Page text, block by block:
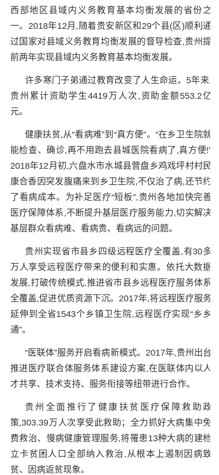
西部地区县域内义务教育基本均衡发展的省份之
一。2018年12月,随着贵安新区和29个县(区)顺利通
过国家对县域义务教育均衡发展的督导检查,贵州提
前两年实现县域内义务教育基本均衡发展。
许多寒门子弟通过教育改变了人生命运。5年来,
贵州累计资助学生4419万人次,资助金额553.2亿
元。
健康扶贫,从“看病难”到“真方便”。“在乡卫生院就
能检查、确诊,再不用跑去县城医院看病了,真方便!”
2018年12月初,六盘水市水城县营盘乡鸡戏坪村村民
康合香因突发腹痛来到乡卫生院,不仅治了病,还节约
了看病成本。为补足医疗“短板”,贵州各地加快完善
医疗保障体系,不断提升基层医疗服务能力,切实解决
基层群众看病难、看病贵、看病远的问题。
贵州实现省市县乡四级远程医疗全覆盖,有30多
万人享受远程医疗带来的便利和实惠。依托大数据
发展,打破传统模式,推进省市县乡远程医疗服务体系
全覆盖,促进优质资源下沉。2017年,将远程医疗服务
延伸到全省1543个乡镇卫生院,远程医疗实现“乡乡
通”。
“医联体”服务开启看病新模式。2017年,贵州出台
推进医疗联合体服务体系建设方案,在医联体内以人
才共享、技术支持、服务衔接等纽带进行合作。
贵州全面推行了健康扶贫医疗保障救助政
策,303.39万人次享受此救助；全力抓好大病集中免
费救治、慢病健康管理服务,将罹患13种大病的建档
立卡贫困人口全部纳入救治,从根本上遏制因病致
贫、因病返贫现象。